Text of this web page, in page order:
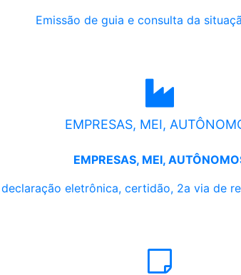
Emissão de guia e consulta da
EMPRESAS, MEI,
EMPRESAS, MEI,
eletrônica, certidão, 2a via de